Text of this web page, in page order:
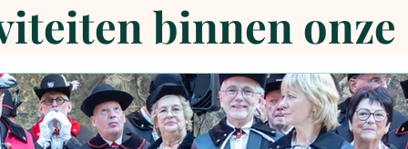
binnen onze